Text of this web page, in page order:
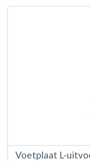
Voetplaat L-